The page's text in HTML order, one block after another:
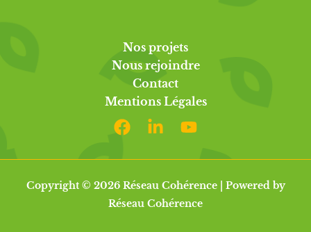
Nos projets
Nous rejoindre
Contact
Mentions Légales
Copyright © 2026 Réseau Cohérence | Powered by
Réseau Cohérence